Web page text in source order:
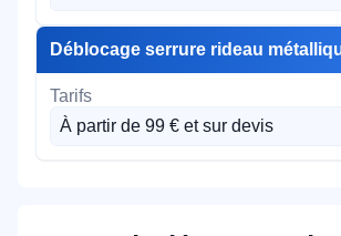
Déblocage serrure rideau
À partir de 99 € et sur devis